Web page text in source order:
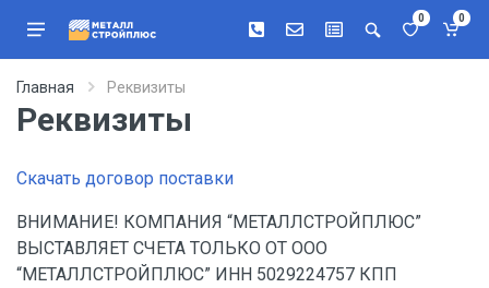
0 0
Главная Реквизиты
Реквизиты
Скачать договор поставки
ВНИМАНИЕ! КОМПАНИЯ “МЕТАЛЛСТРОЙПЛЮС”
ВЫСТАВЛЯЕТ СЧЕТА ТОЛЬКО ОТ ООО
“МЕТАЛЛСТРОЙПЛЮС” ИНН 5029224757 КПП